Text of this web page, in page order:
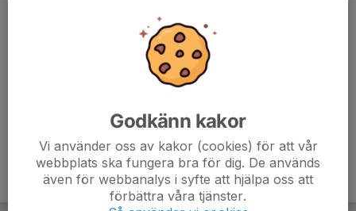
Godkänn kakor
Vi använder oss av kakor (cookies) för att vår
webbplats ska fungera bra för dig. De används
även för webbanalys i syfte att hjälpa oss att
förbättra våra tjänster.